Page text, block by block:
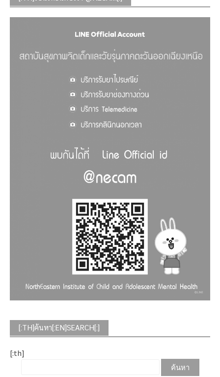
[:TH]ค้นหา[:EN]SEARCH[:]
[:th]